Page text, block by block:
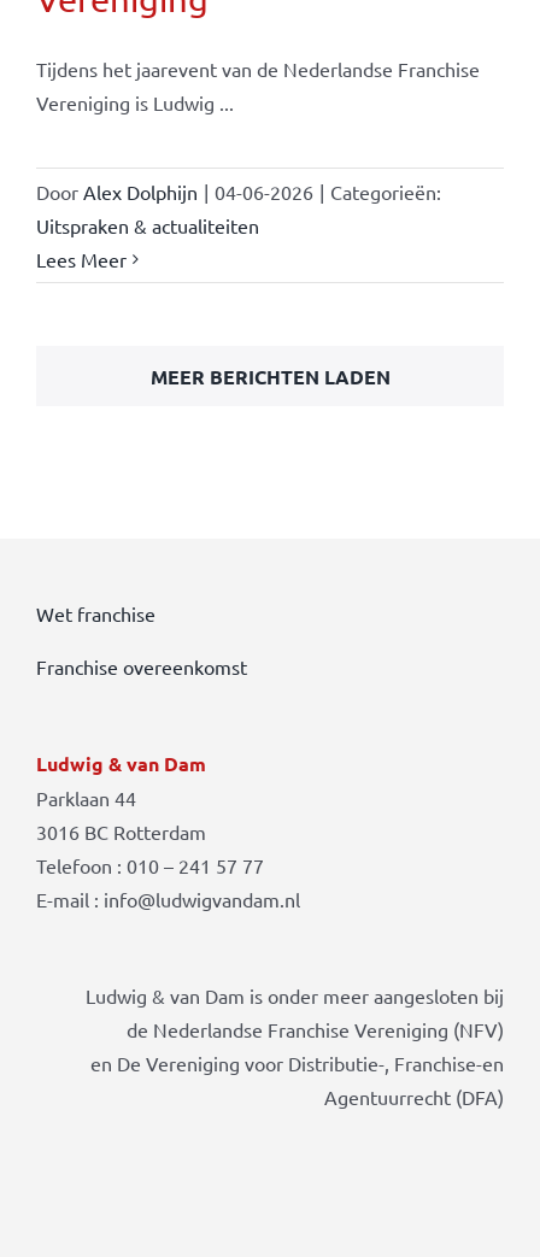
Tijdens het jaarevent van de Nederlandse Franchise
Vereniging is Ludwig ...
Door Alex Dolphijn | 04-06-2026 | Categorieën:
Uitspraken & actualiteiten
Lees Meer
MEER BERICHTEN LADEN
Wet franchise
Franchise overeenkomst
Ludwig & van Dam
Parklaan 44
3016 BC Rotterdam
Telefoon : 010 – 241 57 77
E-mail : info@ludwigvandam.nl
Ludwig & van Dam is onder meer aangesloten bij
de Nederlandse Franchise Vereniging (NFV)
en De Vereniging voor Distributie-, Franchise-en
Agentuurrecht (DFA)